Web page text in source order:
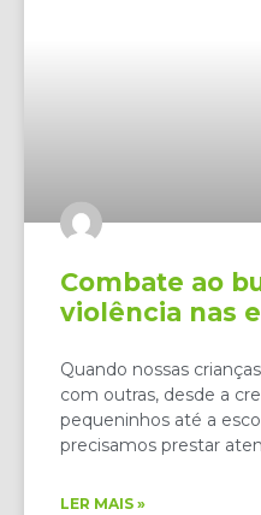
Combate ao
violência nas
Quando nossas
com outras, desde a
pequeninhos até a
precisamos prestar
LER MAIS »